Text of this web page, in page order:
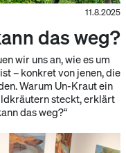
11.8.2025
das weg?
wir uns an, wie es um
– konkret von jenen, die
Warum Un-Kraut ein
steckt, erklärt
das weg?“